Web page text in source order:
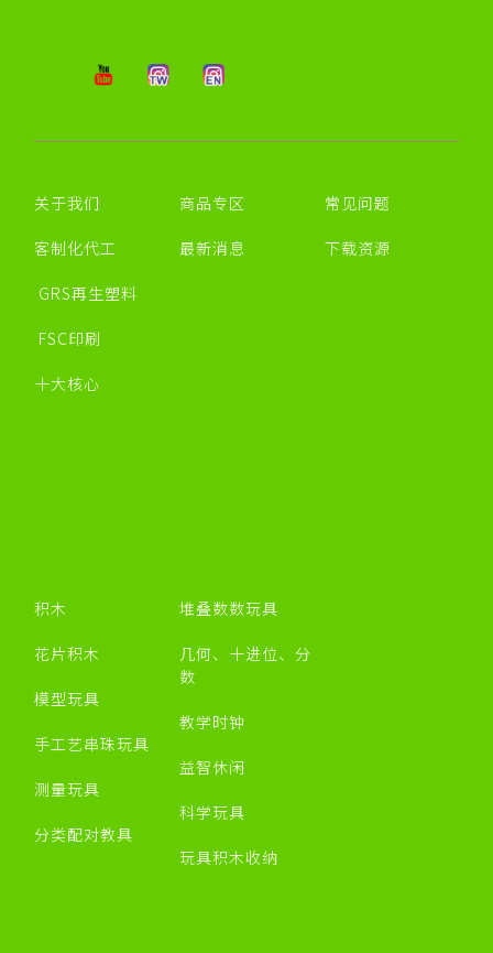
关于我们
客制化代工
GRS再生塑料
FSC印刷
十大核心
商品专区
最新消息
常见问题
下载资源
积木
花片积木
模型玩具
手工艺串珠玩具
测量玩具
分类配对教具
堆叠数数玩具
几何、十进位、分
数
教学时钟
益智休闲
科学玩具
玩具积木收纳